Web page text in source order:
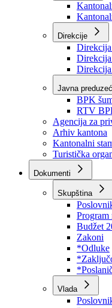
Direkcije
Direkcija
Direkcija
Javna
BPK
RTV
Agencija za
Arhiv kantona
Kantonalni
Turistička
Dokumenti
Skupština
Poslovnik
Program
Budžet
Zakoni
*Odluke
*Zaključci